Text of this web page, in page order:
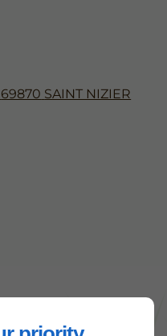
69870 SAINT NIZIER